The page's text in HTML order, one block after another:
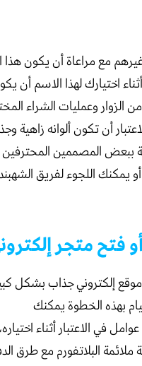
مع مراعاة أن يكون هذا
اختيارك لهذا الاسم أن
وعمليات الشراء
أن تكون ألوانه زاهية
ببعض المصممين المحترفين
يمكنك اللجوء لفريق
إلكتروني جذاب بشكل
بهذه الخطوة يمكنك
في الاعتبار أثناء
ملائمة البلاتفورم مع طرق